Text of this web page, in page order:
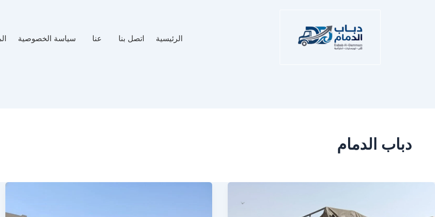
الرئيسية اتصل بنا عنا سياسة الخصوصية
دباب الدمام